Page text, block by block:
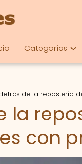
Categorías
de la repostería
la
con